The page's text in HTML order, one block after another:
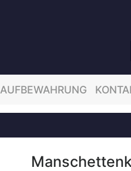
AUFBEWAHRUNG